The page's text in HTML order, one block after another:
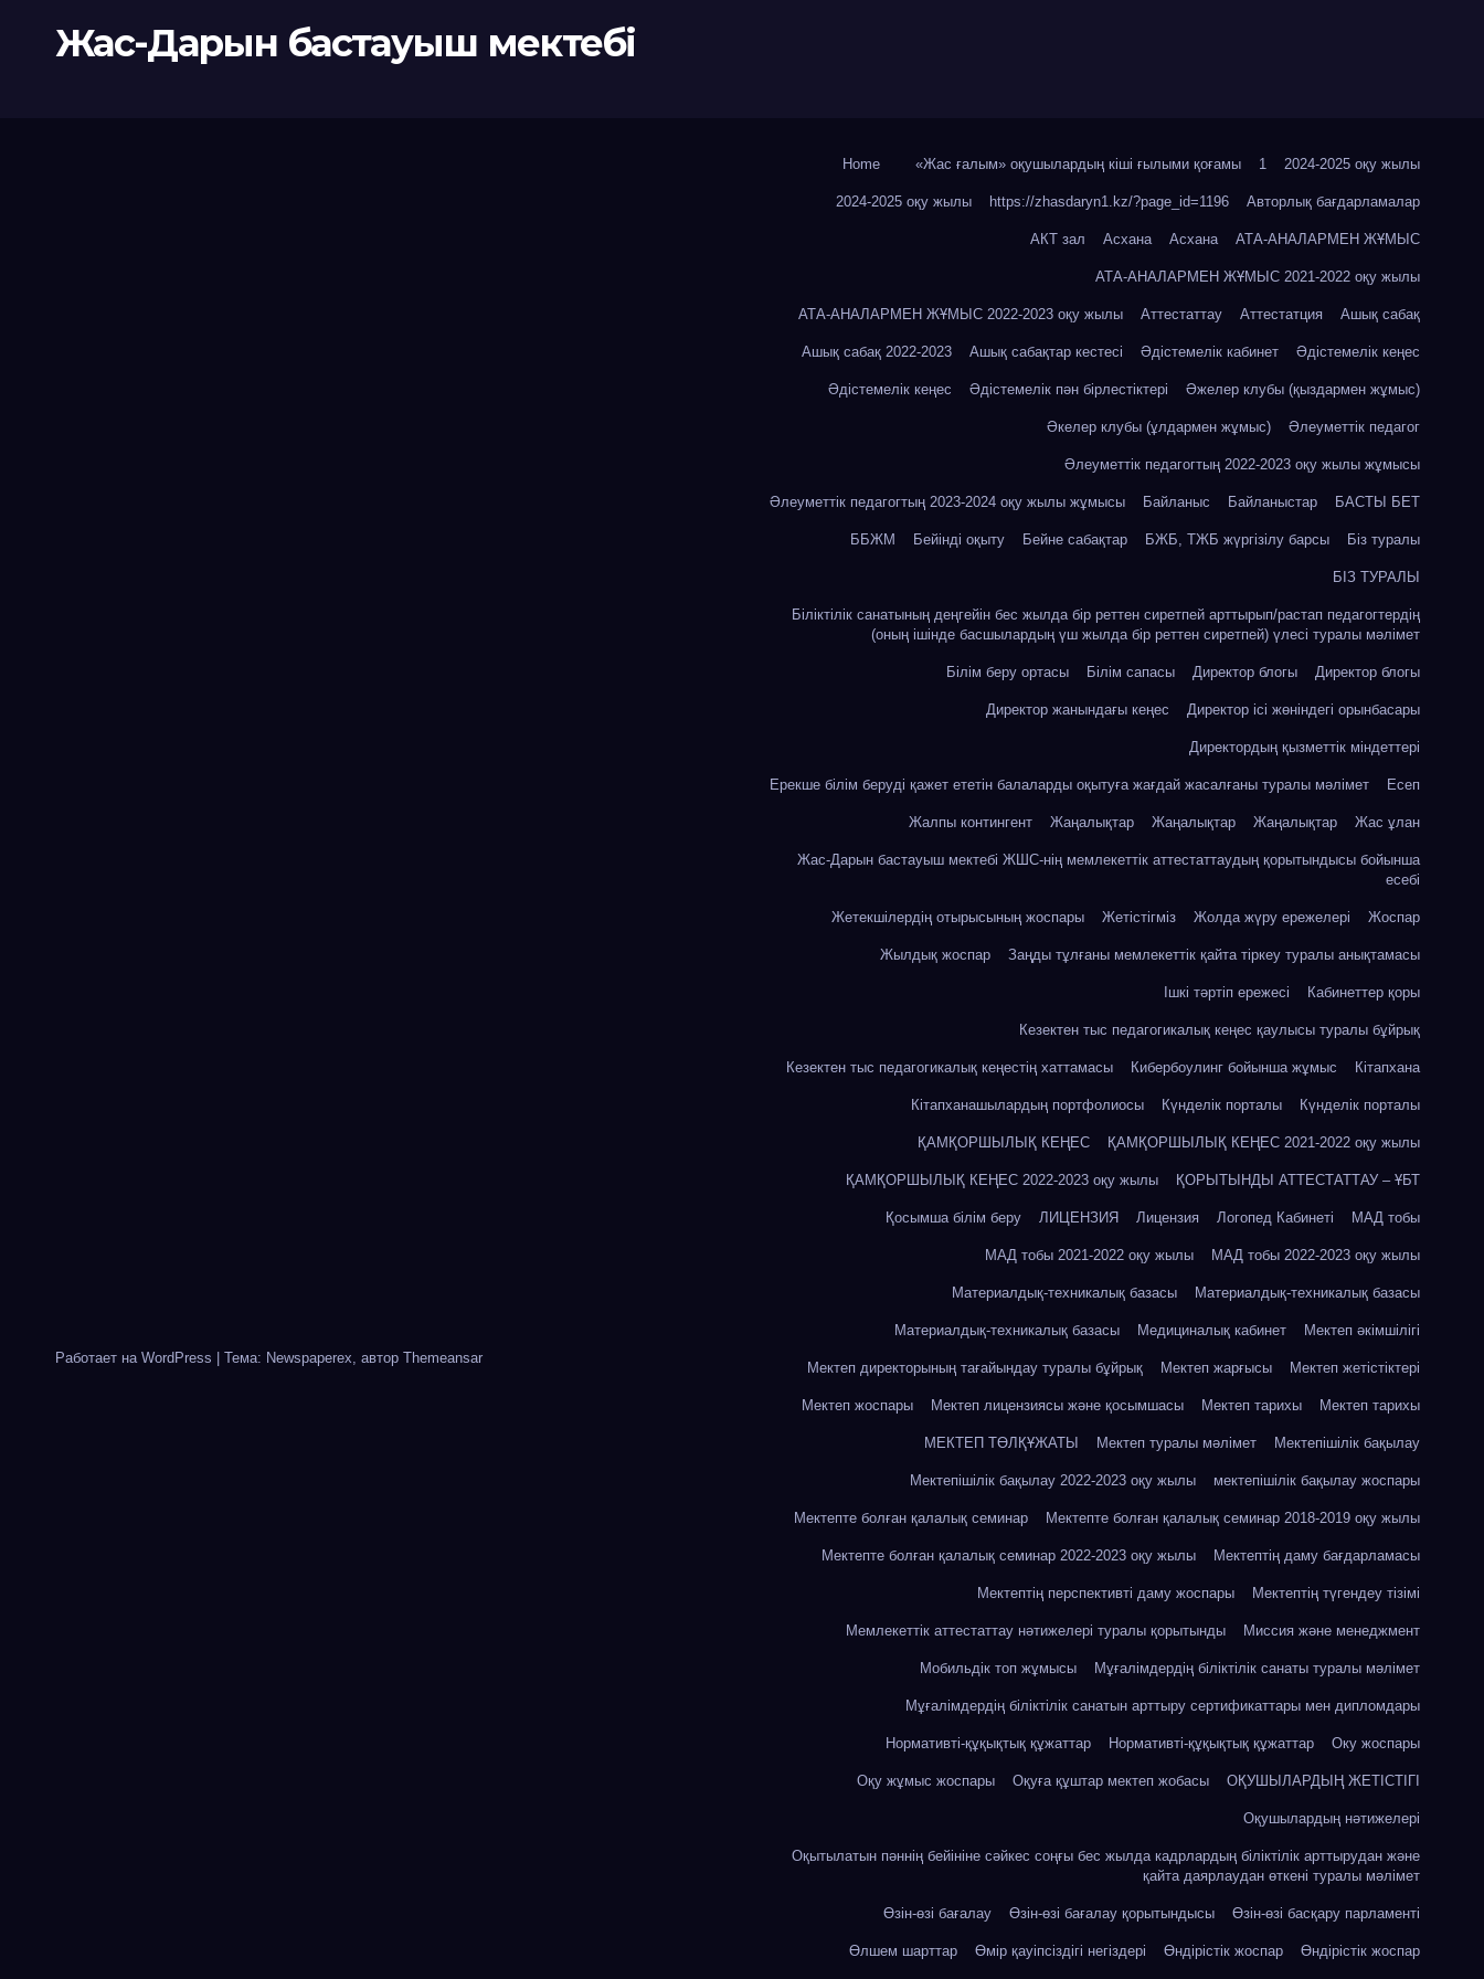
Жас-Дарын бастауыш мектебі
Работает на WordPress | Тема: Newspaperex, автор Themeansar
Home «Жас ғалым» оқушылардың кіші ғылыми қоғамы 1 2024-2025 оқу жылы
2024-2025 оқу жылы https://zhasdaryn1.kz/?page_id=1196 Авторлық бағдарламалар
АКТ зал Асхана Асхана АТА-АНАЛАРМЕН ЖҰМЫС
АТА-АНАЛАРМЕН ЖҰМЫС 2021-2022 оқу жылы
АТА-АНАЛАРМЕН ЖҰМЫС 2022-2023 оқу жылы Аттестаттау Аттестатция Ашық сабақ
Ашық сабақ 2022-2023 Ашық сабақтар кестесі Әдістемелік кабинет Әдістемелік кеңес
Әдістемелік кеңес Әдістемелік пән бірлестіктері Әжелер клубы (қыздармен жұмыс)
Әкелер клубы (ұлдармен жұмыс) Әлеуметтік педагог
Әлеуметтік педагогтың 2022-2023 оқу жылы жұмысы
Әлеуметтік педагогтың 2023-2024 оқу жылы жұмысы Байланыс Байланыстар БАСТЫ БЕТ
ББЖМ Бейінді оқыту Бейне сабақтар БЖБ, ТЖБ жүргізілу барсы Біз туралы
БІЗ ТУРАЛЫ
Біліктілік санатының деңгейін бес жылда бір реттен сиретпей арттырып/растап педагогтердің
(оның ішінде басшылардың үш жылда бір реттен сиретпей) үлесі туралы мәлімет
Білім беру ортасы Білім сапасы Директор блогы Директор блогы
Директор жанындағы кеңес Директор ісі жөніндегі орынбасары
Директордың қызметтік міндеттері
Ерекше білім беруді қажет ететін балаларды оқытуға жағдай жасалғаны туралы мәлімет Есеп
Жалпы контингент Жаңалықтар Жаңалықтар Жаңалықтар Жас ұлан
Жас-Дарын бастауыш мектебі ЖШС-нің мемлекеттік аттестаттаудың қорытындысы бойынша
есебі
Жетекшілердің отырысының жоспары Жетістігміз Жолда жүру ережелері Жоспар
Жылдық жоспар Заңды тұлғаны мемлекеттік қайта тіркеу туралы анықтамасы
Ішкі тәртіп ережесі Кабинеттер қоры
Кезектен тыс педагогикалық кеңес қаулысы туралы бұйрық
Кезектен тыс педагогикалық кеңестің хаттамасы Кибербоулинг бойынша жұмыс Кітапхана
Кітапханашылардың портфолиосы Күнделік порталы Күнделік порталы
ҚАМҚОРШЫЛЫҚ КЕҢЕС ҚАМҚОРШЫЛЫҚ КЕҢЕС 2021-2022 оқу жылы
ҚАМҚОРШЫЛЫҚ КЕҢЕС 2022-2023 оқу жылы ҚОРЫТЫНДЫ АТТЕСТАТТАУ – ҰБТ
Қосымша білім беру ЛИЦЕНЗИЯ Лицензия Логопед Кабинеті МАД тобы
МАД тобы 2021-2022 оқу жылы МАД тобы 2022-2023 оқу жылы
Материалдық-техникалық базасы Материалдық-техникалық базасы
Материалдық-техникалық базасы Медициналық кабинет Мектеп әкімшілігі
Мектеп директорының тағайындау туралы бұйрық Мектеп жарғысы Мектеп жетістіктері
Мектеп жоспары Мектеп лицензиясы және қосымшасы Мектеп тарихы Мектеп тарихы
МЕКТЕП ТӨЛҚҰЖАТЫ Мектеп туралы мәлімет Мектепішілік бақылау
Мектепішілік бақылау 2022-2023 оқу жылы мектепішілік бақылау жоспары
Мектепте болған қалалық семинар Мектепте болған қалалық семинар 2018-2019 оқу жылы
Мектепте болған қалалық семинар 2022-2023 оқу жылы Мектептің даму бағдарламасы
Мектептің перспективті даму жоспары Мектептің түгендеу тізімі
Мемлекеттік аттестаттау нәтижелері туралы қорытынды Миссия және менеджмент
Мобильдік топ жұмысы Мұғалімдердің біліктілік санаты туралы мәлімет
Мұғалімдердің біліктілік санатын арттыру сертификаттары мен дипломдары
Нормативті-құқықтық құжаттар Нормативті-құқықтық құжаттар Оку жоспары
Оқу жұмыс жоспары Оқуға құштар мектеп жобасы ОҚУШЫЛАРДЫҢ ЖЕТІСТІГІ
Оқушылардың нәтижелері
Оқытылатын пәннің бейініне сәйкес соңғы бес жылда кадрлардың біліктілік арттырудан және
қайта даярлаудан өткені туралы мәлімет
Өзін-өзі бағалау Өзін-өзі бағалау қорытындысы Өзін-өзі басқару парламенті
Өлшем шарттар Өмір қауіпсіздігі негіздері Өндірістік жоспар Өндірістік жоспар